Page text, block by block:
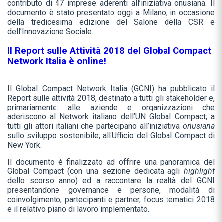
contributo di 47 imprese aderenti all’iniziativa onusiana. Il
documento è stato presentato oggi a Milano, in occasione
della tredicesima edizione del Salone della CSR e
dell’Innovazione Sociale.
Il Report sulle Attività 2018 del Global Compact
Network Italia è online!
Il Global Compact Network Italia (GCNI) ha pubblicato il
Report sulle attività 2018, destinato a tutti gli stakeholder e,
primariamente: alle aziende e organizzazioni che
aderiscono al Network italiano dell’UN Global Compact; a
tutti gli attori italiani che partecipano all’iniziativa onusiana
sullo sviluppo sostenibile; all’Ufficio del Global Compact di
New York.
Il documento è finalizzato ad offrire una panoramica del
Global Compact (con una sezione dedicata agli highlight
dello scorso anno) ed a raccontare la realtà del GCNI
presentandone governance e persone, modalità di
coinvolgimento, partecipanti e partner, focus tematici 2018
e il relativo piano di lavoro implementato.